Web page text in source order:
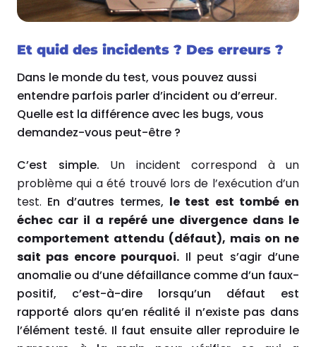
Et quid des incidents ? Des erreurs ?
Dans le monde du test, vous pouvez aussi
entendre parfois parler d’incident ou d’erreur.
Quelle est la différence avec les bugs, vous
demandez-vous peut-être ?
C’est simple. Un incident correspond à un
problème qui a été trouvé lors de l’exécution d’un
test. En d’autres termes, le test est tombé en
échec car il a repéré une divergence dans le
comportement attendu (défaut), mais on ne
sait pas encore pourquoi. Il peut s’agir d’une
anomalie ou d’une défaillance comme d’un faux-
positif, c’est-à-dire lorsqu’un défaut est
rapporté alors qu’en réalité il n’existe pas dans
l’élément testé. Il faut ensuite aller reproduire le